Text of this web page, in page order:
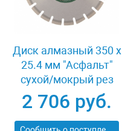
Диск алмазный 350 х
25.4 мм "Асфальт"
сухой/мокрый рез
Сибртех 731013
2 706 руб.